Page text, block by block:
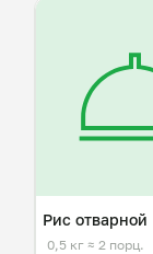
Рис отварной
0,5 кг ≈ 2 порц.